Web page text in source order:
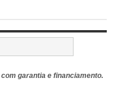
garantia e financiamento.